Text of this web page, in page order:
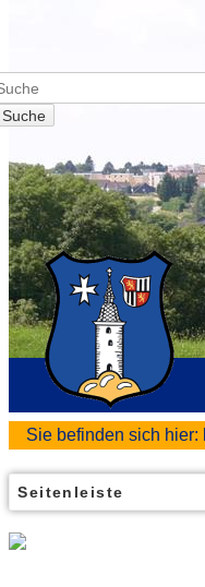
Suche
Sie befinden sich hier:
Seitenleiste